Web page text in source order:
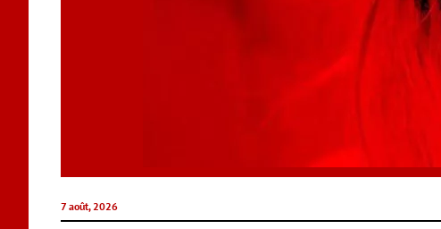
7 août, 2026